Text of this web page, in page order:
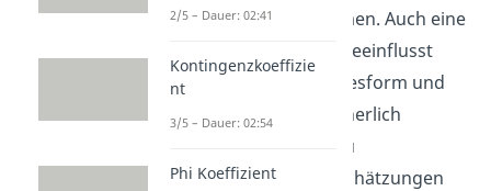
Ergebnisfindung kommen. Auch eine
einzelne Person kann beeinflusst
durch die jeweilige Tagesform und
andere äußere oder innerlich
emotionale Einflüsse zu
unterschiedlichen Einschätzungen
2/5 – Dauer: 02:41
Kontingenzkoeffizie
nt
3/5 – Dauer: 02:54
Phi Koeffizient